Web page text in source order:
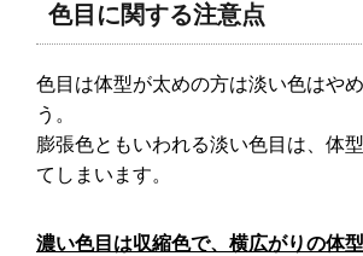
色目に関する注意点
色目は体型が太めの方は淡い色はや
う。
膨張色ともいわれる淡い色目は、体
てしまいます。
濃い色目は収縮色で、横広がりの体